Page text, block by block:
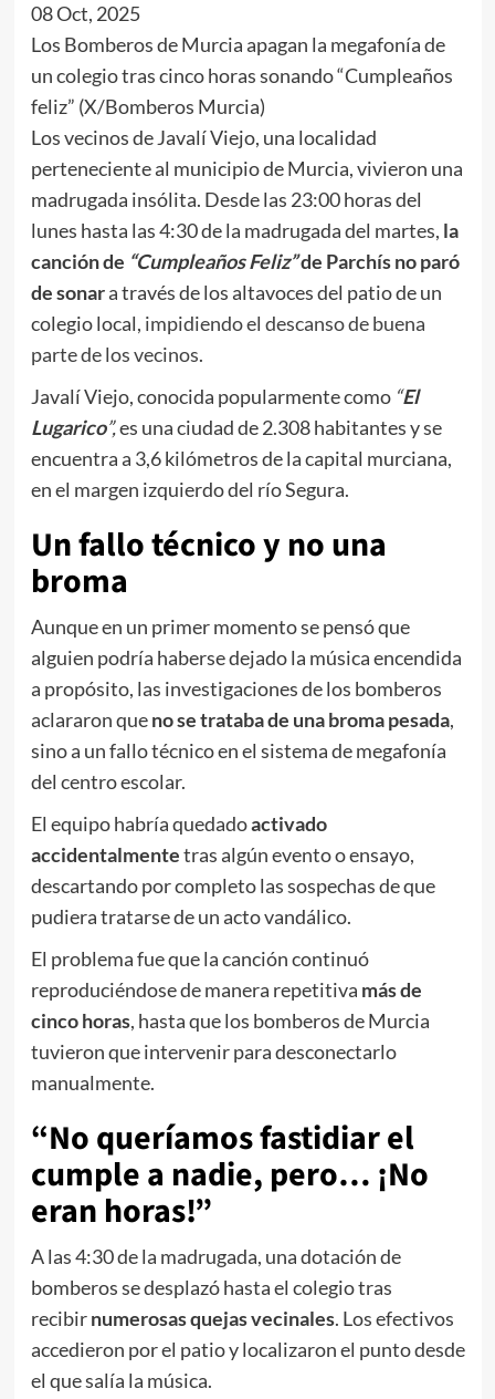
08 Oct, 2025
Los Bomberos de Murcia apagan la megafonía de
un colegio tras cinco horas sonando “Cumpleaños
feliz” (X/Bomberos Murcia)
Los vecinos de Javalí Viejo, una localidad
perteneciente al municipio de Murcia, vivieron una
madrugada insólita. Desde las 23:00 horas del
lunes hasta las 4:30 de la madrugada del martes, la
canción de “Cumpleaños Feliz”de Parchís no paró
de sonara través de los altavoces del patio de un
colegio local, impidiendo el descanso de buena
parte de los vecinos.
Javalí Viejo, conocida popularmente como “El
Lugarico”,es una ciudad de 2.308 habitantes y se
encuentra a 3,6 kilómetros de la capital murciana,
en el margen izquierdo del río Segura.
Un fallo técnico y no una
broma
Aunque en un primer momento se pensó que
alguien podría haberse dejado la música encendida
a propósito, las investigaciones de los bomberos
aclararon queno se trataba de una broma pesada,
sino a un fallo técnico en el sistema de megafonía
del centro escolar.
El equipo habría quedadoactivado
accidentalmentetras algún evento o ensayo,
descartando por completo las sospechas de que
pudiera tratarse de un acto vandálico.
El problema fue que la canción continuó
reproduciéndose de manera repetitiva más de
cinco horas, hasta que los bomberos de Murcia
tuvieron que intervenir para desconectarlo
manualmente.
“No queríamos fastidiar el
cumple a nadie, pero… ¡No
eran horas!”
A las 4:30 de la madrugada, una dotación de
bomberos se desplazó hasta el colegio tras
recibirnumerosas quejas vecinales. Los efectivos
accedieron por el patio y localizaron el punto desde
el que salía la música.